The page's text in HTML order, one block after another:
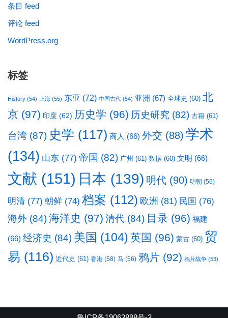
条目 feed
评论 feed
WordPress.org
标签
History (54) 上海 (55) 东亚 (72) 中国古代 (54) 亚洲 (67) 全球史 (60) 北
京 (97) 印度 (62) 历史学 (96) 历史研究 (82) 古籍 (61)
台湾 (87) 史学 (117) 商人 (66) 外交 (88) 学术
(134) 山东 (77) 帝国 (82) 广州 (61) 数据 (60) 文明 (66)
文献 (151) 日本 (139) 明代 (90) 明朝 (56)
明清 (77) 朝鲜 (74) 档案 (112) 欧洲 (81) 民国 (76)
海外 (84)海洋史 (97) 清代 (84) 目录 (96) 福建
(66) 经济史 (84) 美国 (104) 英国 (96) 蒙古 (60) 贸
易 (116) 近代史 (61) 香港 (58) 马 (56) 鸦片 (92) 鸦片战争 (53)